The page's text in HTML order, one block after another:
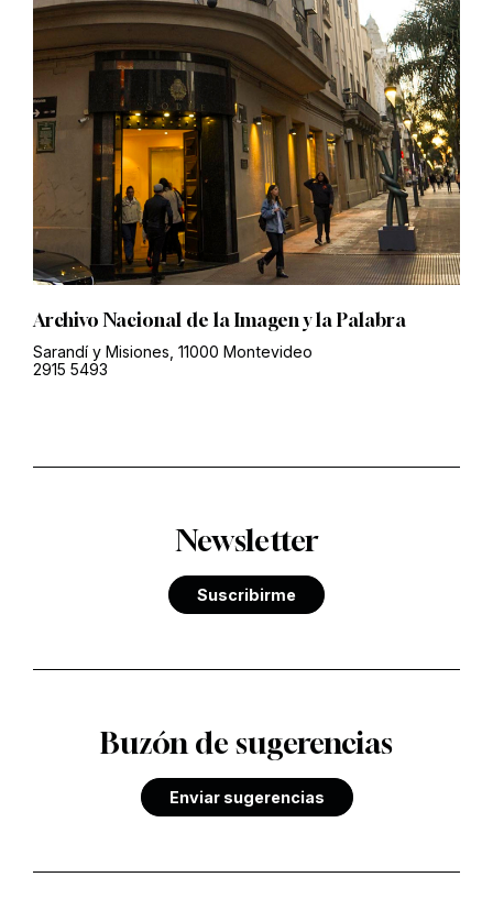
Archivo Nacional de la Imagen y la Palabra
Sarandí y Misiones, 11000 Montevideo
2915 5493
Newsletter
Suscribirme
Buzón de sugerencias
Enviar sugerencias